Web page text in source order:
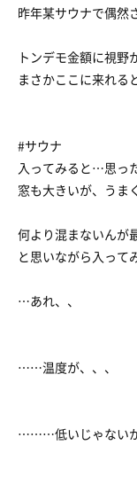
昨年某サウナで偶然
トンデモ金額に視
まさかここに来れる
#サウナ
入ってみると…思っ
窓も大きいが、うま
何より混まないんが
と思いながら入っ
…あれ、、
……温度が、、、
………低いじゃない